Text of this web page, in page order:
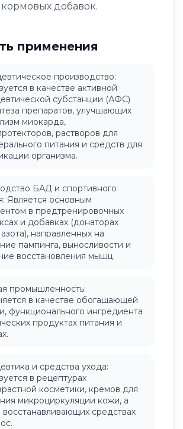
добавок.
применения
производство:
в качестве активной
субстанции (АФС)
препаратов, улучшающих
миокарда,
растворов для
питания и средств для
организма.
БАД и спортивного
Является основным
в предтренировочных
и добавках (донаторах
направленных на
пампинга, выносливости и
восстановления мышц.
промышленность:
в качестве обогащающей
функционального ингредиента
продуктах питания и
и средства ухода:
в рецептурах
косметики, кремов для
микроциркуляции кожи, а
восстанавливающих средствах